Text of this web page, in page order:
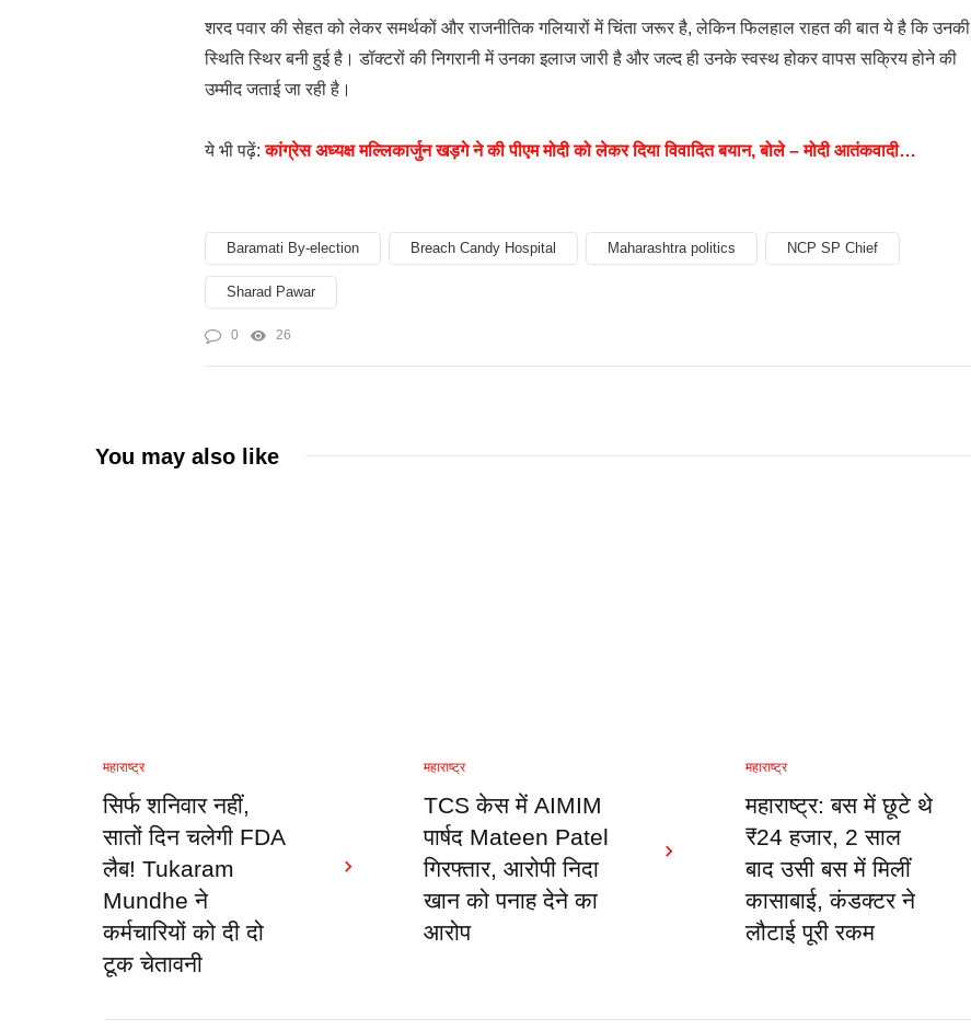
शरद पवार की सेहत को लेकर समर्थकों और राजनीतिक गलियारों में चिंता जरूर है, लेकिन फिलहाल राहत की बात ये है कि उनकी
स्थिति स्थिर बनी हुई है। डॉक्टरों की निगरानी में उनका इलाज जारी है और जल्द ही उनके स्वस्थ होकर वापस सक्रिय होने की
उम्मीद जताई जा रही है।
ये भी पढ़ें:कांग्रेस अध्यक्ष मल्लिकार्जुन खड़गे ने की पीएम मोदी को लेकर दिया विवादित बयान, बोले – मोदी आतंकवादी…
Baramati By-election Breach Candy Hospital Maharashtra politics NCP SP Chief
Sharad Pawar
0 26
You may also like
महाराष्ट्र
सिर्फ शनिवार नहीं,
सातों दिन चलेगी FDA
लैब! Tukaram
Mundhe ने
कर्मचारियों को दी दो
टूक चेतावनी
महाराष्ट्र
TCS केस में AIMIM
पार्षद Mateen Patel
गिरफ्तार, आरोपी निदा
खान को पनाह देने का
आरोप
महाराष्ट्र
महाराष्ट्र: बस में छूटे थे
₹24 हजार, 2 साल
बाद उसी बस में मिलीं
कासाबाई, कंडक्टर ने
लौटाई पूरी रकम